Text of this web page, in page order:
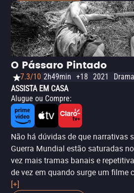
evoca o passado e os fantasmas
obra que dialoga comRetratos
cinema como território de
de nossa cobertura no Festival de
completa do filmeO Agente
O Pássaro Pintado
7.3/10 2h49min +18 2021
Drama
ASSISTA EM CASA
Alugue ou Compre:
Não há dúvidas de que narrativas
Guerra Mundial estão saturadas
vez mais tramas banais e
de vez em quando surge um filme
Pintado
[+]